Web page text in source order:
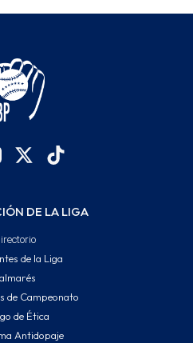
DE LA LIGA
de la Liga
de Campeonato
de Ética
Antidopaje